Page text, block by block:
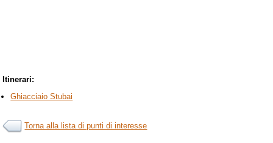
Itinerari:
Ghiacciaio Stubai
Torna alla lista di punti di interesse